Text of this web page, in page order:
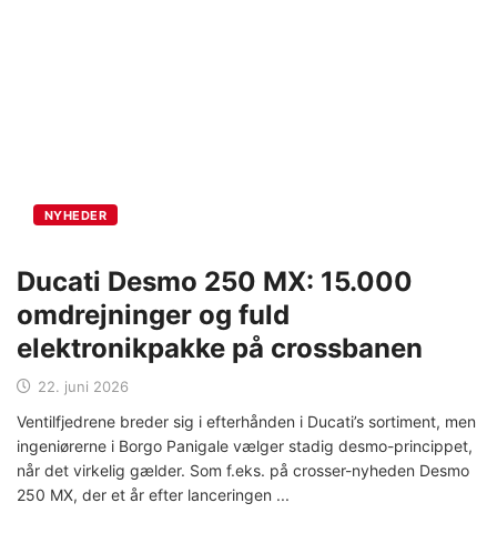
NYHEDER
Ducati Desmo 250 MX: 15.000
omdrejninger og fuld
elektronikpakke på crossbanen
22. juni 2026
Ventilfjedrene breder sig i efterhånden i Ducati’s sortiment, men
ingeniørerne i Borgo Panigale vælger stadig desmo-princippet,
når det virkelig gælder. Som f.eks. på crosser-nyheden ​​Desmo
250 MX, der et år efter lanceringen